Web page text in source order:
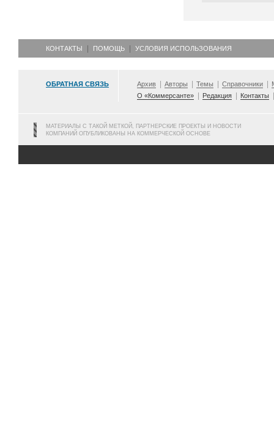
КОНТАКТЫ ПОМОЩЬ УСЛОВИЯ ИСПОЛЬЗОВАНИЯ
ОБРАТНАЯ СВЯЗЬ Архив Авторы Темы Справочники
О «Коммерсанте»
Редакция Контакты
МАТЕРИАЛЫ С ТАКОЙ МЕТКОЙ, ПАРТНЕРСКИЕ ПРОЕКТЫ И НОВОСТИ
КОМПАНИЙ ОПУБЛИКОВАНЫ НА КОММЕРЧЕСКОЙ ОСНОВЕ